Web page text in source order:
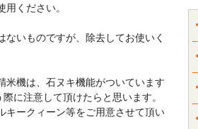
ください。
いものですが、除去してお使いく
米機は、石ヌキ機能がついています
に注意して頂けたらと思います。
ークィーン等をご用意させて頂い